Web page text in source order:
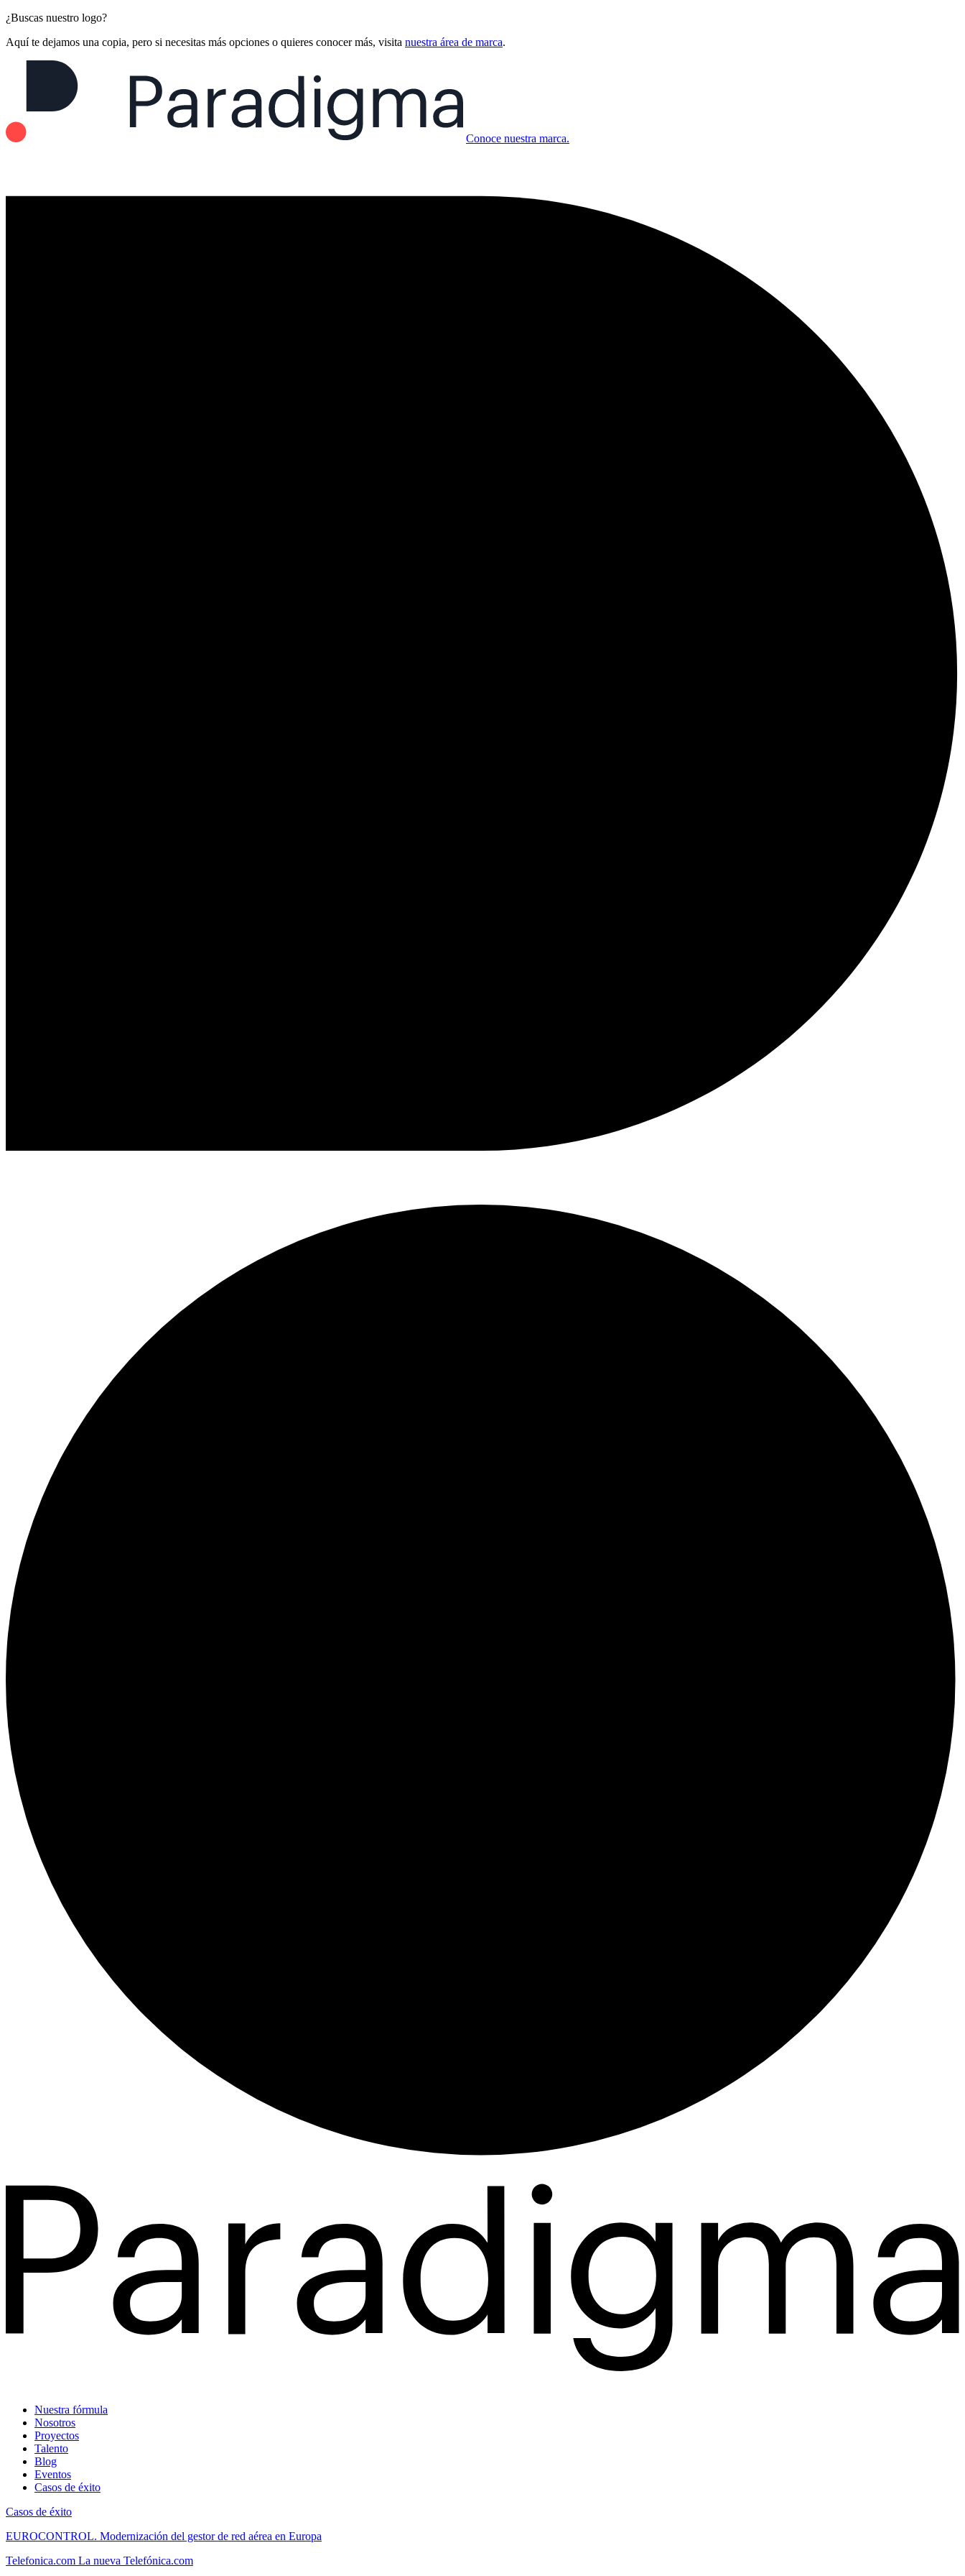
¿Buscas nuestro logo?
Aquí te dejamos una copia, pero si necesitas más opciones o quieres conocer más, visita nuestra área de marca.
Conoce nuestra marca.
Nuestra fórmula
Nosotros
Proyectos
Talento
Blog
Eventos
Casos de éxito
Casos de éxito
EUROCONTROL. Modernización del gestor de red aérea en Europa
Telefonica.com La nueva Telefónica.com